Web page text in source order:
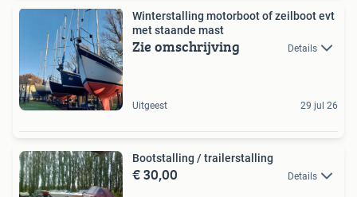
Winterstalling motorboot of zeilboot evt
met staande mast
Zie omschrijving Details
Uitgeest 29 jul 26
Bootstalling / trailerstalling
€ 30,00 Details